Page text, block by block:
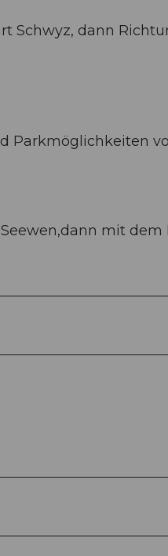
Schwyz, dann
Parkmöglichkeiten
mit dem